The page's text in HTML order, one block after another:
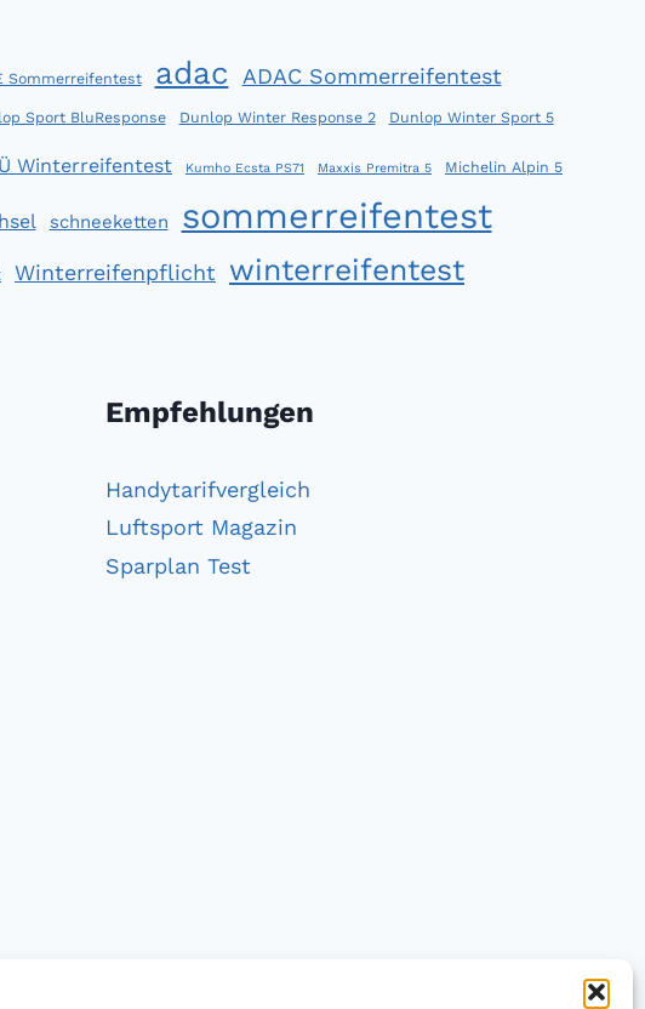
Sommerreifentest adac ADAC Sommerreifentest
Sport BluResponse Dunlop Winter Response 2 Dunlop Winter Sport 5
Winterreifentest Kumho Ecsta PS71 Maxxis Premitra 5 Michelin Alpin 5
schneeketten sommerreifentest
Winterreifenpflicht winterreifentest
Empfehlungen
Handytarifvergleich
Luftsport Magazin
Sparplan Test